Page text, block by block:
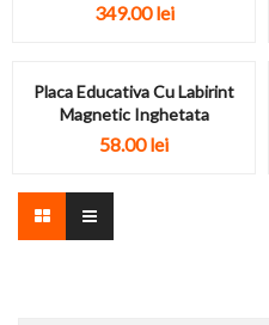
349.00lei
Placa Educativa Cu Labirint
Magnetic Inghetata
58.00lei